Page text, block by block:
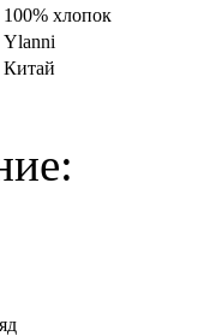
100% хлопок
Ylanni
Китай